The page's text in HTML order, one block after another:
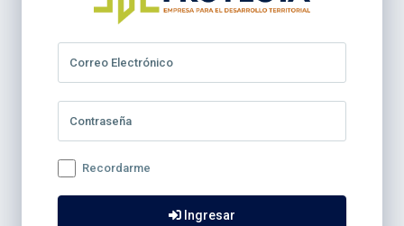
Correo Electrónico
Contraseña
Recordarme
Ingresar